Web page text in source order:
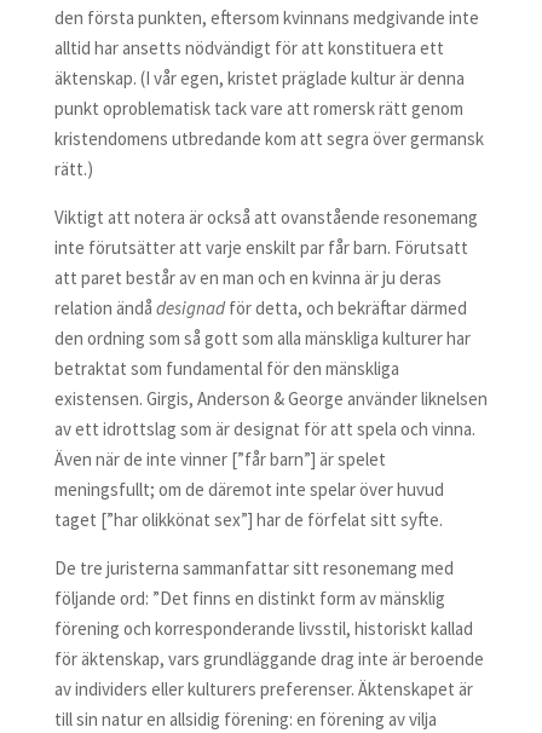
den första punkten, eftersom kvinnans medgivande inte
alltid har ansetts nödvändigt för att konstituera ett
äktenskap. (I vår egen, kristet präglade kultur är denna
punkt oproblematisk tack vare att romersk rätt genom
kristendomens utbredande kom att segra över germansk
rätt.)
Viktigt att notera är också att ovanstående resonemang
inte förutsätter att varje enskilt par får barn. Förutsatt
att paret består av en man och en kvinna är ju deras
relation ändå designadför detta, och bekräftar därmed
den ordning som så gott som alla mänskliga kulturer har
betraktat som fundamental för den mänskliga
existensen. Girgis, Anderson & George använder liknelsen
av ett idrottslag som är designat för att spela och vinna.
Även när de inte vinner [”får barn”] är spelet
meningsfullt; om de däremot inte spelar över huvud
taget [”har olikkönat sex”] har de förfelat sitt syfte.
De tre juristerna sammanfattar sitt resonemang med
följande ord: ”Det finns en distinkt form av mänsklig
förening och korresponderande livsstil, historiskt kallad
för äktenskap, vars grundläggande drag inte är beroende
av individers eller kulturers preferenser. Äktenskapet är
till sin natur en allsidig förening: en förening av vilja